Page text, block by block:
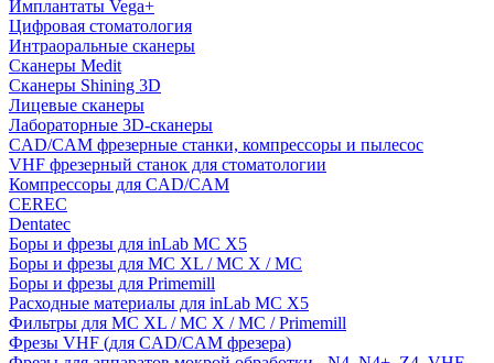
Имплантаты Vega+
Цифровая стоматология
Интраоральные сканеры
Сканеры Medit
Сканеры Shining 3D
Лицевые сканеры
Лабораторные 3D-сканеры
CAD/CAM фрезерные станки, компрессоры и пылесос
VHF фрезерный станок для стоматологии
Компрессоры для CAD/CAM
CEREC
Dentatec
Боры и фрезы для inLab MC X5
Боры и фрезы для MC XL / MC X / MC
Боры и фрезы для Primemill
Расходные материалы для inLab MC X5
Фильтры для MC XL / MC X / MC / Primemill
Фрезы VHF (для CAD/CAM фрезера)